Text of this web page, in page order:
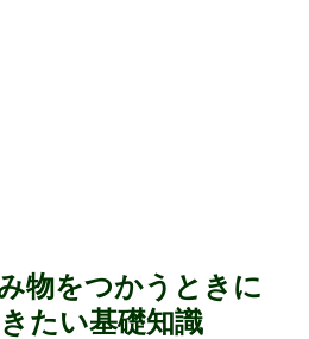
物をつかうときに
たい基礎知識